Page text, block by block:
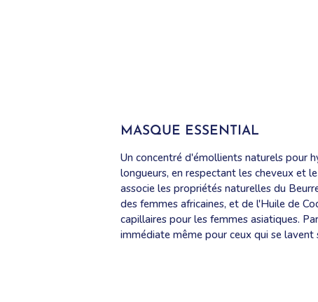
MASQUE ESSENTIAL
Un concentré d'émollients naturels pour
longueurs, en respectant les cheveux et
associe les propriétés naturelles du
des femmes africaines, et de l'Huile de
capillaires pour les femmes asiatiques.
immédiate même pour ceux qui se lavent